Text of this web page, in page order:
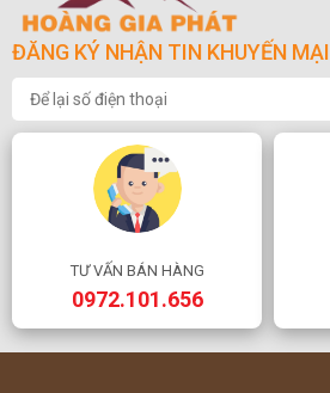
ĐĂNG KÝ NHẬN TIN KHUYẾN MẠI
TƯ VẤN BÁN HÀNG
0972.101.656